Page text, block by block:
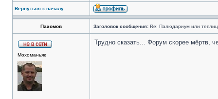
Вернуться к началу
Пахомов Заголовок сообщения: Re: Палюдариум или
Мохоманьяк
Трудно сказать... Форум скорее мёртв,